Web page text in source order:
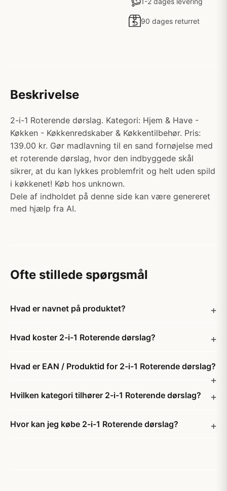
90 dages returret
Beskrivelse
2-i-1 Roterende dørslag. Kategori: Hjem & Have -
Køkken - Køkkenredskaber & Køkkentilbehør. Pris:
139.00 kr. Gør madlavning til en sand fornøjelse med
et roterende dørslag, hvor den indbyggede skål
sikrer, at du kan lykkes problemfrit og helt uden spild
i køkkenet! Køb hos unknown.
Dele af indholdet på denne side kan være genereret
med hjælp fra AI.
Ofte stillede spørgsmål
Hvad er navnet på produktet?
Hvad koster 2-i-1 Roterende dørslag?
Hvad er EAN / Produktid for 2-i-1 Roterende dørslag?
Hvilken kategori tilhører 2-i-1 Roterende dørslag?
Hvor kan jeg købe 2-i-1 Roterende dørslag?